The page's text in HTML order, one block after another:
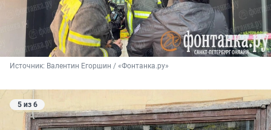
Источник: Валентин Егоршин / «Фонтанка.ру»
5 из 6